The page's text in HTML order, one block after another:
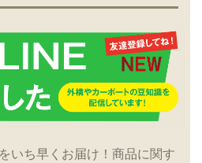
いち早くお届け！商品に関す